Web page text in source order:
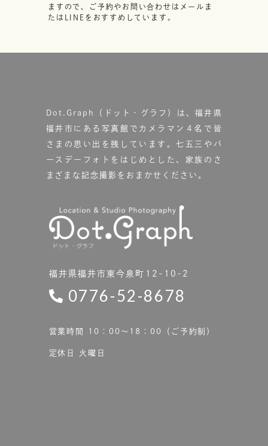
ますので、ご予約やお問い合わせはメールま
たはLINEをおすすめしています。
Dot.Graph（ドット・グラフ）は、福井県
福井市にある写真館で カメラマン４名で皆
さまの思い出を残しています。七五三やバ
ースデーフォトをはじめとした、家族のさ
まざまな記念撮影をおまかせください。
福井県福井市東今泉町12-10-2
0776-52-8678
営業時間 10：00〜18：00（ご予約制）
定休日 火曜日